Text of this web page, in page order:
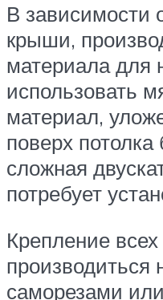
В зависимости
крыши,
материала для
использовать
материал,
поверх
сложная
потребует
Крепление
саморезами